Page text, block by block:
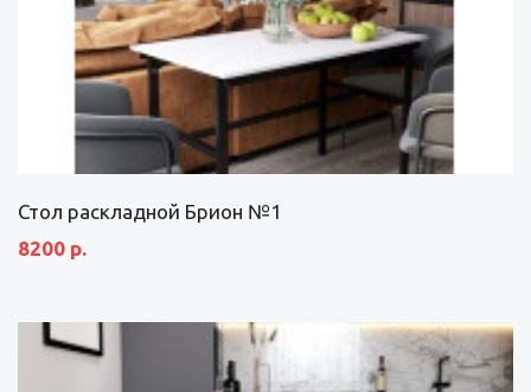
Стол раскладной Брион №1
8200 р.